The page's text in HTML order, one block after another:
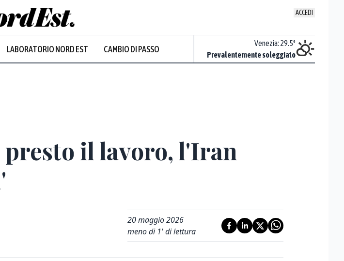
ACCEDI
LABORATORIO NORD EST CAMBIO DI PASSO
Prevalentemente soleggiato
Venezia: 29.5°
Prevalentemente soleggiato
il lavoro, l'Iran
20 maggio 2026
meno di 1' di lettura